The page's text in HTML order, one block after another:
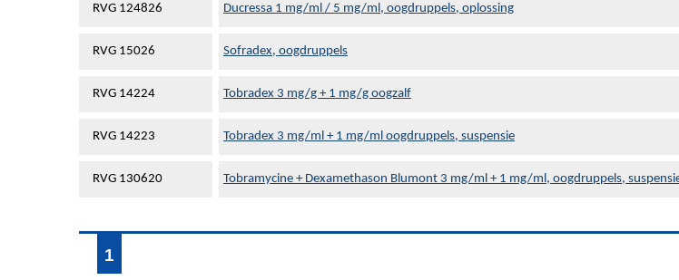
RVG 124826 Ducressa 1 mg/ml / 5 mg/ml, oogdruppels, oplossing
RVG 15026 Sofradex, oogdruppels
RVG 14224 Tobradex 3 mg/g + 1 mg/g oogzalf
RVG 14223 Tobradex 3 mg/ml + 1 mg/ml oogdruppels, suspensie
RVG 130620 Tobramycine + Dexamethason Blumont 3 mg/ml + 1 mg/ml, oogdruppels,
1